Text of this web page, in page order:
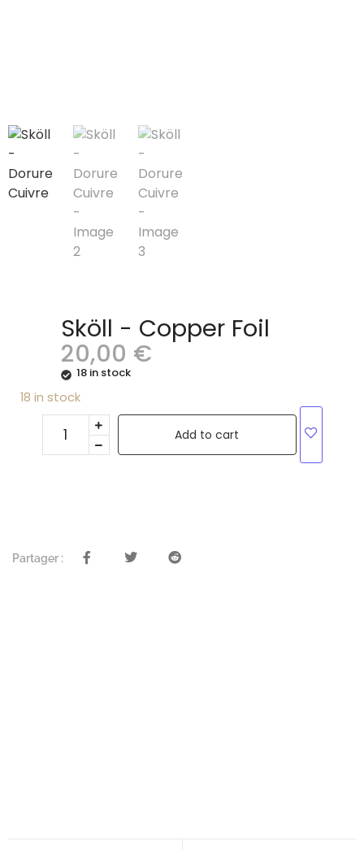
Sköll - Copper Foil
20,00 €
18 in stock
18 in stock
Add to cart
Partager :